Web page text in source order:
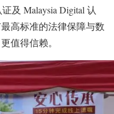
及 Malaysia Digital 认
高标准的法律保障与数
值得信赖。